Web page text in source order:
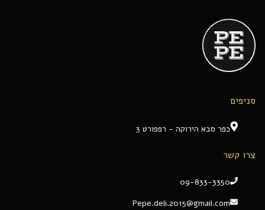
סניפים
כפר סבא הירוקה - רפפורט 3
צרו קשר
09-833-3350
Pepe.deli.2015@gmail.com